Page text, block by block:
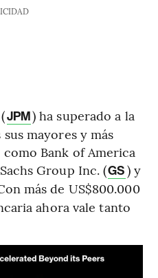
JPM) ha superado a la
mayores y más
Bank of America
Group Inc. (GS) y
más de US$800.000
ahora vale tanto